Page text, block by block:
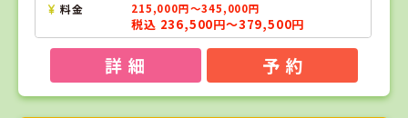
料金 215,000円～345,000円
税込 236,500円～379,500円
詳 細 予 約